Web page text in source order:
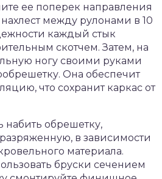
ее поперек направления
нахлест между рулонами в 10
каждый стык
скотчем. Затем, на
ногу своими руками
Она обеспечит
что сохранит каркас от
набить обрешетку,
в зависимости
материала.
бруски сечением